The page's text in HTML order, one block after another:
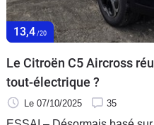
13,4 /20
Le Citroën C5 Aircross
tout-électrique ?
Le 07/10/2025 35